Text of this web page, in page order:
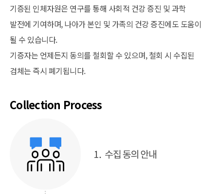
기증된 인체자원은 연구를 통해 사회적 건강 증진 및 과학
발전에 기여하며, 나아가 본인 및 가족의 건강 증진에도 도움이
될 수 있습니다.
기증자는 언제든지 동의를 철회할 수 있으며, 철회 시 수집된
검체는 즉시 폐기됩니다.
Collection Process